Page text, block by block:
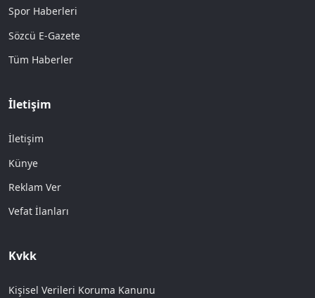
Spor Haberleri
Sözcü E-Gazete
Tüm Haberler
İletişim
İletişim
Künye
Reklam Ver
Vefat İlanları
Kvkk
Kişisel Verileri Koruma Kanunu